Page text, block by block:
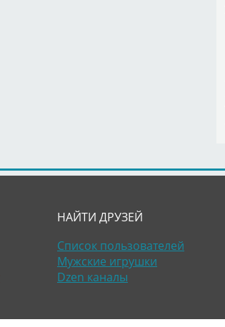
НАЙТИ ДРУЗЕЙ
Список пользователей
Мужские игрушки
Dzen каналы